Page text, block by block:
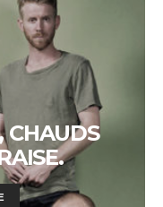
CHAUDS